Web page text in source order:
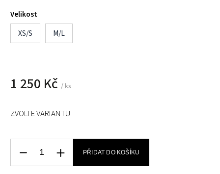
Velikost
XS/S
M/L
1 250 Kč / ks
ZVOLTE VARIANTU
PŘIDAT DO KOŠÍKU